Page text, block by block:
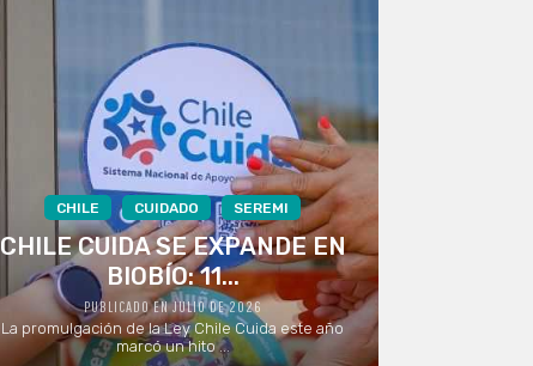
CHILE CUIDADO SEREMI
CHILE CUIDA SE EXPANDE EN
BIOBÍO: 11...
PUBLICADO EN JULIO DE 2026
La promulgación de la Ley Chile Cuida este año
marcó un hito ...